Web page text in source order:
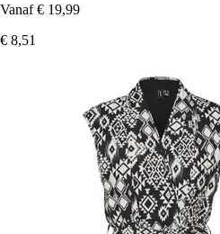
Vanaf € 19,99
€ 8,51